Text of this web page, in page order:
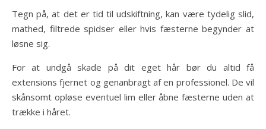
Tegn på, at det er tid til udskiftning, kan være tydelig slid,
mathed, filtrede spidser eller hvis fæsterne begynder at
løsne sig.
For at undgå skade på dit eget hår bør du altid få
extensions fjernet og genanbragt af en professionel. De vil
skånsomt opløse eventuel lim eller åbne fæsterne uden at
trække i håret.